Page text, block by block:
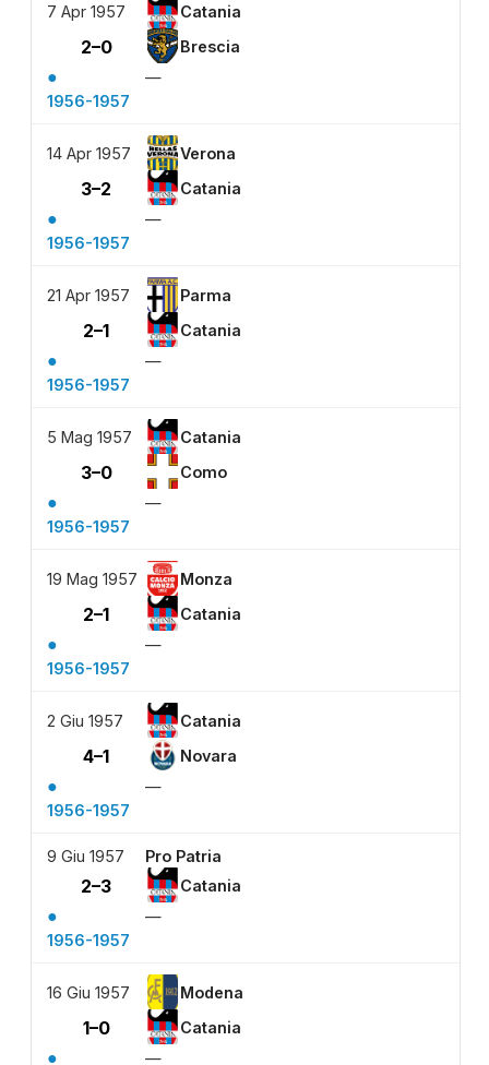
7 Apr 1957 Catania
2–0 Brescia
●
—
1956-1957
14 Apr 1957 Verona
3–2 Catania
●
—
1956-1957
21 Apr 1957 Parma
2–1 Catania
●
—
1956-1957
5 Mag 1957 Catania
3–0 Como
●
—
1956-1957
19 Mag 1957 Monza
2–1 Catania
●
—
1956-1957
2 Giu 1957 Catania
4–1 Novara
●
—
1956-1957
9 Giu 1957 Pro Patria
2–3 Catania
●
—
1956-1957
16 Giu 1957 Modena
1–0 Catania
● —